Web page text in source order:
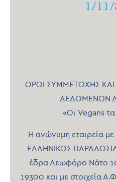
1/11/
ΟΡΟΙ ΣΥΜΜΕΤΟΧΗΣ
ΔΕΔΟΜΕΝΩΝ
«Οι Vegans
Η ανώνυμη εταιρεία
ΕΛΛΗΝΙΚΟΣ
έδρα Λεωφόρο Νάτο
19300 και με στοιχεία